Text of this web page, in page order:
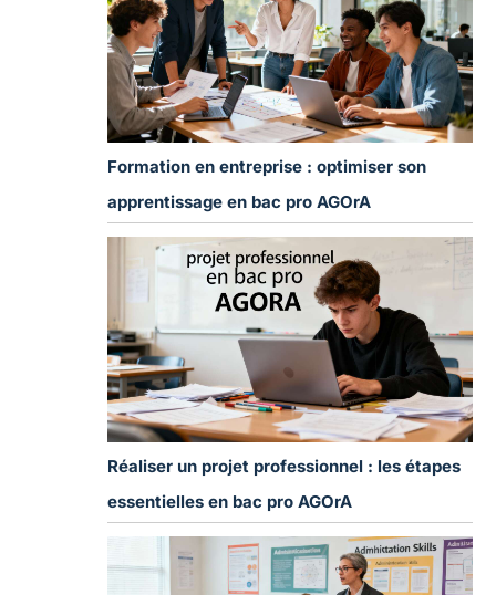
Formation en entreprise : optimiser son
apprentissage en bac pro AGOrA
Réaliser un projet professionnel : les étapes
essentielles en bac pro AGOrA